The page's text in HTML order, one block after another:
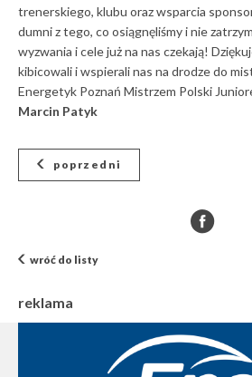
trenerskiego, klubu oraz wsparcia
dumni z tego, co osiągnęliśmy i nie
wyzwania i cele już na nas czekają!
kibicowali i wspierali nas na drodze do
Energetyk Poznań Mistrzem Polski
Marcin Patyk
poprzedni
wróć do listy
reklama